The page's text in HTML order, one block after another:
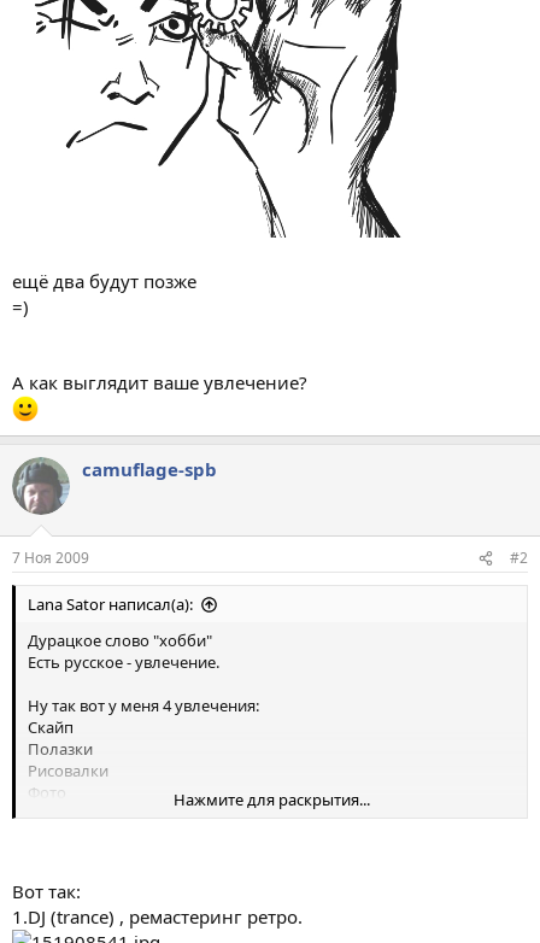
ещё два будут позже
=)
А как выглядит ваше увлечение?
camuflage-spb
7 Ноя 2009 #2
Lana Sator написал(а):
Дурацкое слово "хобби"
Есть русское - увлечение.
Ну так вот у меня 4 увлечения:
Скайп
Полазки
Рисовалки
Фото
Нажмите для раскрытия...
Вот так:
1.DJ (trance) , ремастеринг ретро.